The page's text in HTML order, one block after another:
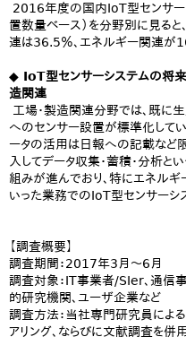
2016年度の国内IoT型センサー
置数量ベース）を分野別に見ると
連は36.5％、エネルギー関連が
◆ IoT型センサーシステムの将
造関連
工場・製造関連分野では、既に
へのセンサー設置が標準化して
ータの活用は日報への記載など
入してデータ収集・蓄積・分析と
組みが進んでおり、特にエネルギ
いった業務でのIoT型センサーシ
【調査概要】
調査期間：2017年3月～6月
調査対象：IT事業者/SIer、通信事
的研究機関、ユーザ企業など
調査方法：当社専門研究員によ
アリング、ならびに文献調査を併用